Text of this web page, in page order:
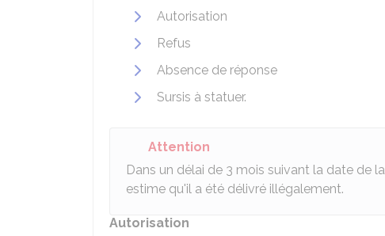
Autorisation
Refus
Absence de réponse
Sursis à statuer.
Attention
Dans un délai de 3 mois suivant la date de
estime qu'il a été délivré illégalement.
Autorisation